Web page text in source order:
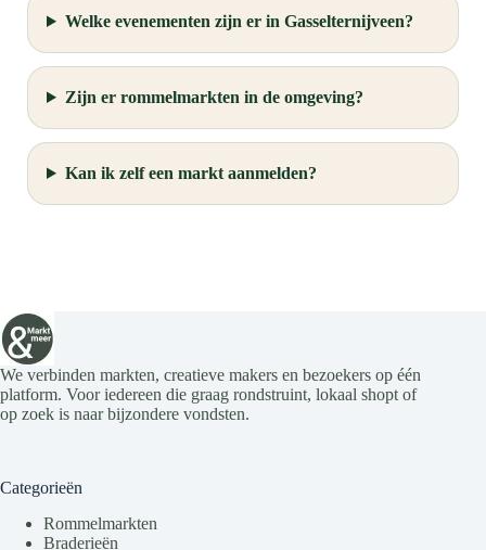
Welke evenementen zijn er in Gasselternijveen?
Zijn er rommelmarkten in de omgeving?
Kan ik zelf een markt aanmelden?
We verbinden markten, creatieve makers en bezoekers op één
platform. Voor iedereen die graag rondstruint, lokaal shopt of
op zoek is naar bijzondere vondsten.
Categorieën
Rommelmarkten
Braderieën